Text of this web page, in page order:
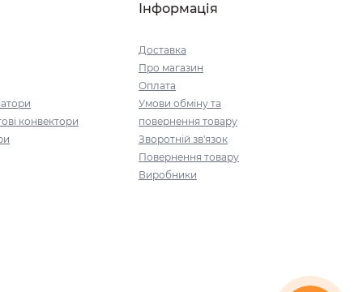
конвектори
Інформація
Доставка
Про магазин
Оплата
Умови обміну та
повернення товару
Зворотній зв'язок
Повернення товару
Виробники